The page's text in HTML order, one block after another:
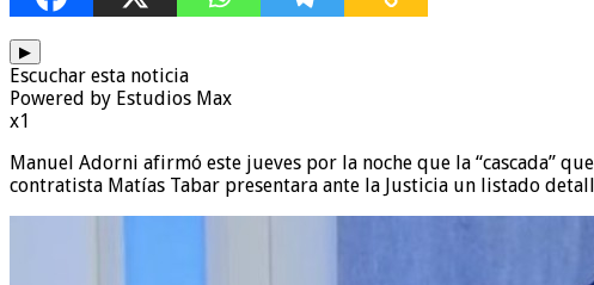
▶
Escuchar esta noticia
Powered by Estudios Max
x1
Manuel Adorni afirmó este jueves por la noche que la “cascada”
contratista Matías Tabar presentara ante la Justicia un listado